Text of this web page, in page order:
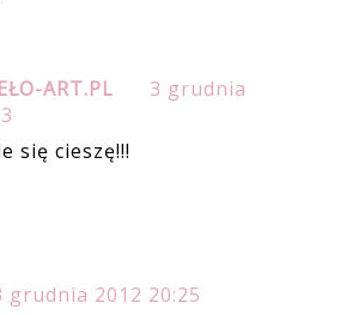
ART.PL
3 grudnia
się cieszę!!!
grudnia 2012 20:25